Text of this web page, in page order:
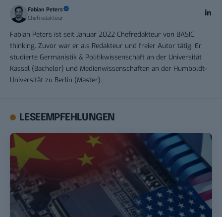
Fabian Peters
Chefredakteur
Fabian Peters ist seit Januar 2022 Chefredakteur von BASIC
thinking. Zuvor war er als Redakteur und freier Autor tätig. Er
studierte Germanistik & Politikwissenschaft an der Universität
Kassel (Bachelor) und Medienwissenschaften an der Humboldt-
Universität zu Berlin (Master).
LESEEMPFEHLUNGEN